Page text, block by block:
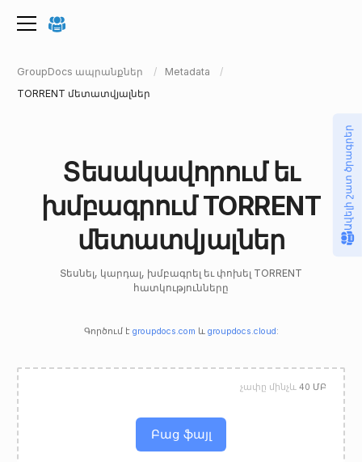
GroupDocs ապրանքներ
Metadata
TORRENT մետատվյալներ
Տեսակավորում եւ
խմբագրում TORRENT
մետատվյալներ
Տեսնել, կարդալ, խմբագրել եւ փոխել TORRENT
հատկությունները
Գործում է groupdocs.com և groupdocs.cloud :
Բաց ֆայլ
չափը մինչև 40 ՄԲ
Ավելի շատ ծրագրեր